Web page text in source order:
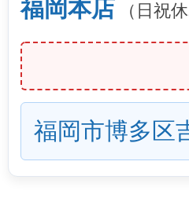
福岡本店 （日祝
福岡市博多区